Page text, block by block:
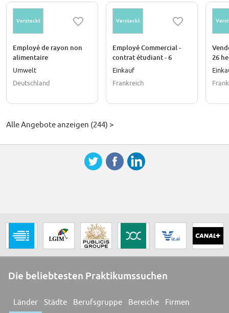
Versteckt
Employé de rayon non
alimentaire
Umwelt
Deutschland
Versteckt
Employé Commercial -
contrat étudiant - 6
heures hebdomadaires
Einkauf
Frankreich
26
Alle Angebote anzeigen (244) >
Die beliebtesten Praktikumssuchen
Länder Städte Berufsgruppe Bereiche Firmen